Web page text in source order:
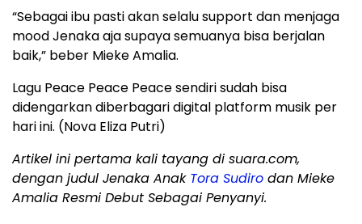
“Sebagai ibu pasti akan selalu support dan menjaga
mood Jenaka aja supaya semuanya bisa berjalan
baik,” beber Mieke Amalia.
Lagu Peace Peace Peace sendiri sudah bisa
didengarkan diberbagari digital platform musik per
hari ini. (Nova Eliza Putri)
Artikel ini pertama kali tayang di suara.com,
dengan judul Jenaka Anak Tora Sudiro dan Mieke
Amalia Resmi Debut Sebagai Penyanyi.